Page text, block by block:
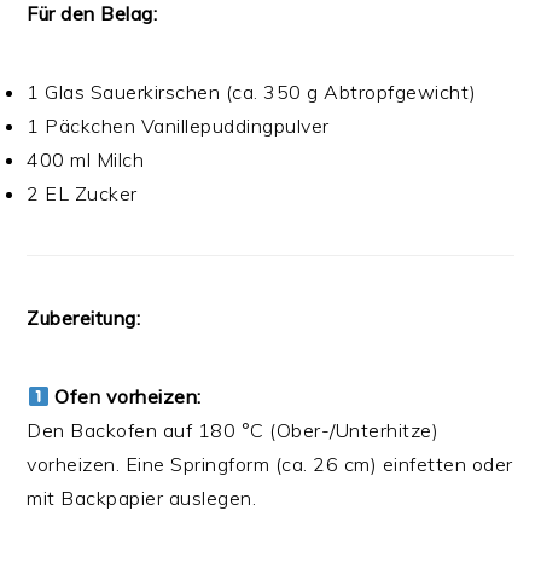
Für den Belag:
1 Glas Sauerkirschen (ca. 350 g Abtropfgewicht)
1 Päckchen Vanillepuddingpulver
400 ml Milch
2 EL Zucker
Zubereitung:
Ofen vorheizen:
Den Backofen auf 180 °C (Ober-/Unterhitze)
vorheizen. Eine Springform (ca. 26 cm) einfetten oder
mit Backpapier auslegen.